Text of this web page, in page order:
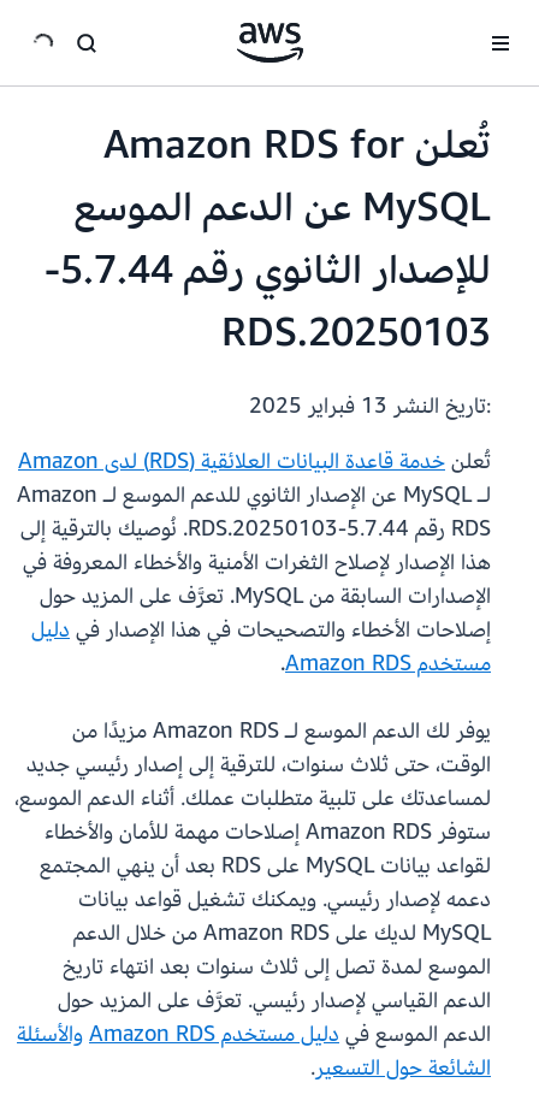
تُعلن Amazon RDS for
MySQL عن الدعم الموسع
للإصدار الثانوي رقم 5.7.44-
RDS.20250103
:تاريخ النشر
تُعلنخدمة قاعدة البيانات العلائقية (RDS) لدى Amazon
لـ MySQL عن الإصدار الثانوي للدعم الموسع لـ Amazon
RDS رقم 5.7.44-RDS.20250103. نُوصيك بالترقية إلى
هذا الإصدار لإصلاح الثغرات الأمنية والأخطاء المعروفة في
الإصدارات السابقة من MySQL. تعرَّف على المزيد حول
إصلاحات الأخطاء والتصحيحات في هذا الإصدار فيدليل
مستخدم Amazon RDS
.
يوفر لك الدعم الموسع لـ Amazon RDS مزيدًا من
الوقت، حتى ثلاث سنوات، للترقية إلى إصدار رئيسي جديد
لمساعدتك على تلبية متطلبات عملك. أثناء الدعم الموسع،
ستوفر Amazon RDS إصلاحات مهمة للأمان والأخطاء
لقواعد بيانات MySQL على RDS بعد أن ينهي المجتمع
دعمه لإصدار رئيسي. ويمكنك تشغيل قواعد بيانات
MySQL لديك على Amazon RDS من خلال الدعم
الموسع لمدة تصل إلى ثلاث سنوات بعد انتهاء تاريخ
الدعم القياسي لإصدار رئيسي. تعرَّف على المزيد حول
الدعم الموسع فيدليل مستخدم Amazon RDS
والأسئلة
الشائعة حول التسعير.